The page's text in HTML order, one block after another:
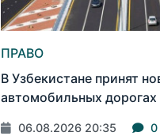
ПРАВО
В Узбекистане принят
автомобильных дорогах
06.08.2026 20:35 0